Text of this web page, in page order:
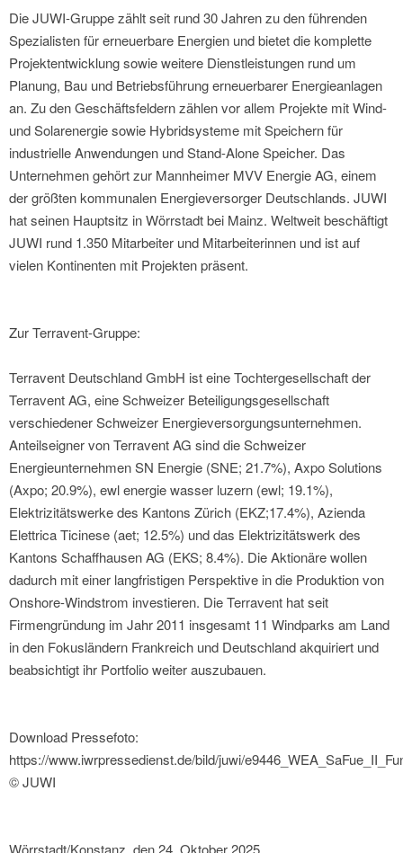
Die JUWI-Gruppe zählt seit rund 30 Jahren zu den führenden
Spezialisten für erneuerbare Energien und bietet die komplette
Projektentwicklung sowie weitere Dienstleistungen rund um
Planung, Bau und Betriebsführung erneuerbarer Energieanlagen
an. Zu den Geschäftsfeldern zählen vor allem Projekte mit Wind-
und Solarenergie sowie Hybridsysteme mit Speichern für
industrielle Anwendungen und Stand-Alone Speicher. Das
Unternehmen gehört zur Mannheimer MVV Energie AG, einem
der größten kommunalen Energieversorger Deutschlands. JUWI
hat seinen Hauptsitz in Wörrstadt bei Mainz. Weltweit beschäftigt
JUWI rund 1.350 Mitarbeiter und Mitarbeiterinnen und ist auf
vielen Kontinenten mit Projekten präsent.
Zur Terravent-Gruppe:
Terravent Deutschland GmbH ist eine Tochtergesellschaft der
Terravent AG, eine Schweizer Beteiligungsgesellschaft
verschiedener Schweizer Energieversorgungsunternehmen.
Anteilseigner von Terravent AG sind die Schweizer
Energieunternehmen SN Energie (SNE; 21.7%), Axpo Solutions
(Axpo; 20.9%), ewl energie wasser luzern (ewl; 19.1%),
Elektrizitätswerke des Kantons Zürich (EKZ;17.4%), Azienda
Elettrica Ticinese (aet; 12.5%) und das Elektrizitätswerk des
Kantons Schaffhausen AG (EKS; 8.4%). Die Aktionäre wollen
dadurch mit einer langfristigen Perspektive in die Produktion von
Onshore-Windstrom investieren. Die Terravent hat seit
Firmengründung im Jahr 2011 insgesamt 11 Windparks am Land
in den Fokusländern Frankreich und Deutschland akquiriert und
beabsichtigt ihr Portfolio weiter auszubauen.
Download Pressefoto:
https://www.iwrpressedienst.de/bild/juwi/
© JUWI
Wörrstadt/Konstanz, den 24. Oktober 2025